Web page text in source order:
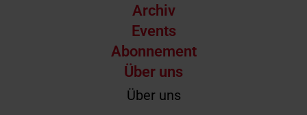
Archiv
Events
Abonnement
Über uns
Über uns